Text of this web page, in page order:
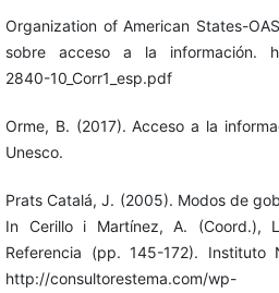
Organization of American States-
sobre acceso a la información.
2840-10_Corr1_esp.pdf
Orme, B. (2017). Acceso a la
Unesco.
Prats Catalá, J. (2005). Modos de
In Cerillo i Martínez, A. (Coord.),
Referencia (pp. 145-172). Instituto
http://consultorestema.com/wp-